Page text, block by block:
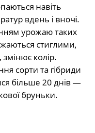
навіть
вдень і вночі.
урожаю таких
стиглими,
колір.
сорти та гібриди
більше 20 днів —
бруньки.